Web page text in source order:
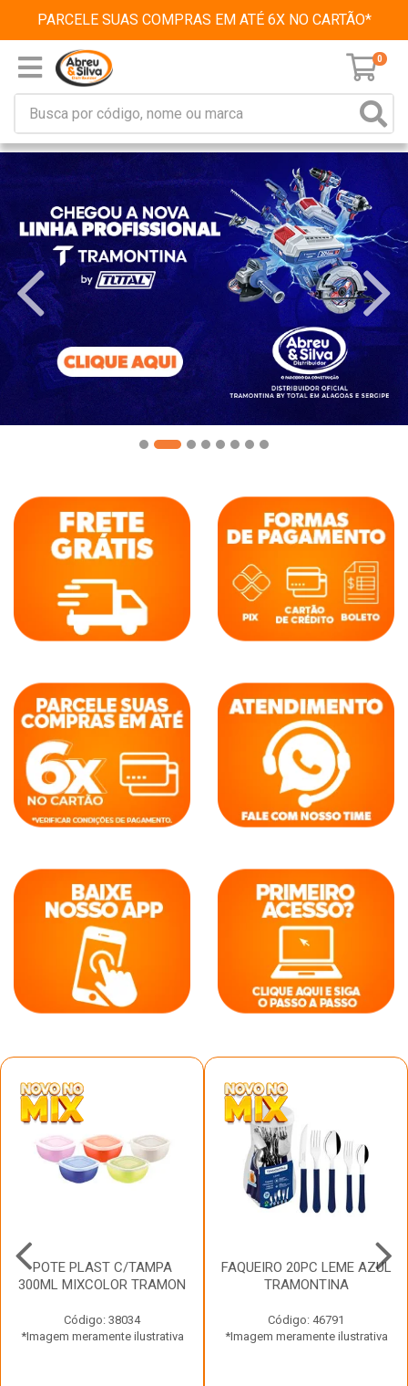
PARCELE SUAS COMPRAS EM ATÉ 6X NO CARTÃO*
0
POTE PLAST C/TAMPA
300ML MIXCOLOR TRAMON
Código: 38034
*Imagem meramente ilustrativa
FAQUEIRO 20PC LEME AZUL
TRAMONTINA
Código: 46791
*Imagem meramente ilustrativa